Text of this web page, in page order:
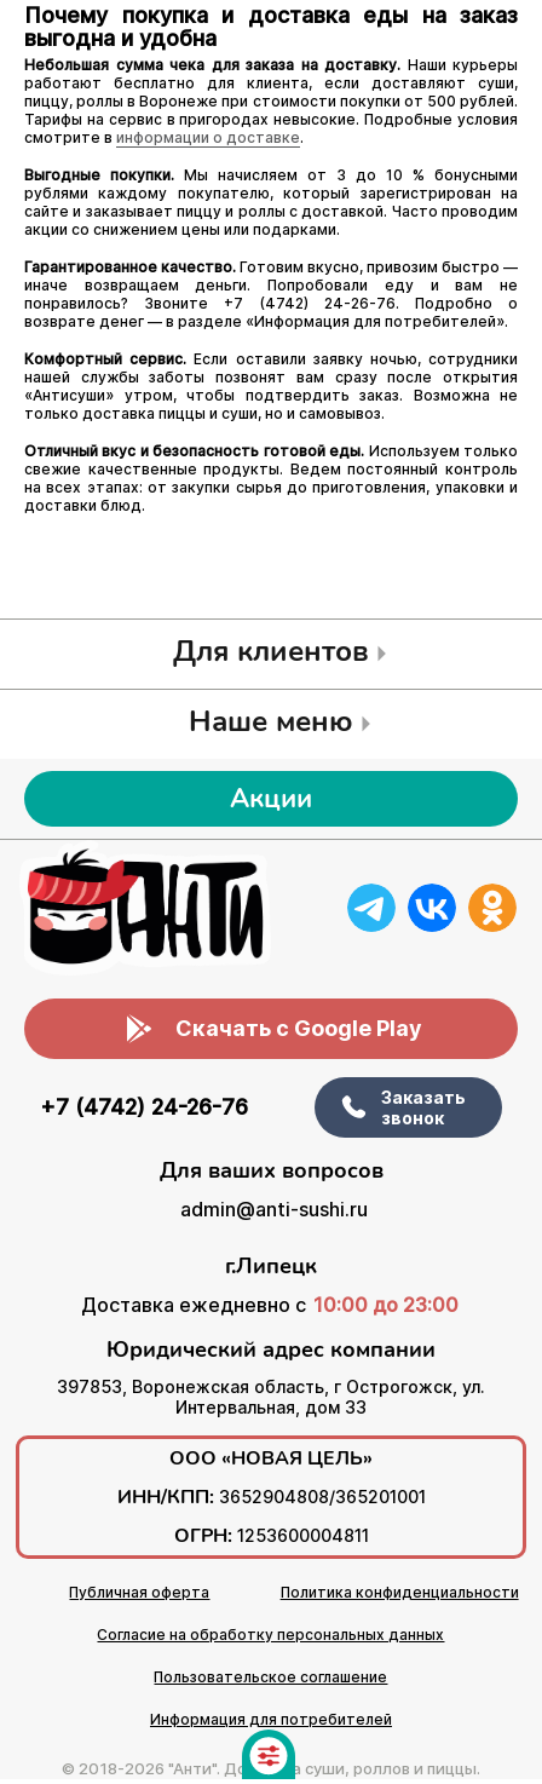
Почему покупка и доставка еды на заказ
выгодна и удобна
Небольшая сумма чека для заказа на доставку. Наши курьеры
работают бесплатно для клиента, если доставляют суши,
пиццу, роллы в Воронеже при стоимости покупки от 500 рублей.
Тарифы на сервис в пригородах невысокие. Подробные условия
смотрите в информации о доставке.
Выгодные покупки. Мы начисляем от 3 до 10 % бонусными
рублями каждому покупателю, который зарегистрирован на
сайте и заказывает пиццу и роллы с доставкой. Часто проводим
акции со снижением цены или подарками.
Гарантированное качество. Готовим вкусно, привозим быстро —
иначе возвращаем деньги. Попробовали еду и вам не
понравилось? Звоните +7 (4742) 24-26-76. Подробно о
возврате денег — в разделе «Информация для потребителей».
Комфортный сервис. Если оставили заявку ночью, сотрудники
нашей службы заботы позвонят вам сразу после открытия
«Антисуши» утром, чтобы подтвердить заказ. Возможна не
только доставка пиццы и суши, но и самовывоз.
Отличный вкус и безопасность готовой еды. Используем только
свежие качественные продукты. Ведем постоянный контроль
на всех этапах: от закупки сырья до приготовления, упаковки и
доставки блюд.
Для клиентов
Наше меню
Акции
Скачать с Google Play
+7 (4742) 24-26-76
Заказать
звонок
Для ваших вопросов
admin@anti-sushi.ru
г.Липецк
Доставка ежедневно с 10:00 до 23:00
Юридический адрес компании
397853, Воронежская область, г Острогожск, ул.
Интервальная, дом 33
ООО «НОВАЯ ЦЕЛЬ»
ИНН/КПП: 3652904808/365201001
ОГРН: 1253600004811
Публичная оферта Политика конфиденциальности
Согласие на обработку персональных данных
Пользовательское соглашение
Информация для потребителей
© 2018-2026 "Анти". Доставка суши, роллов и пиццы.